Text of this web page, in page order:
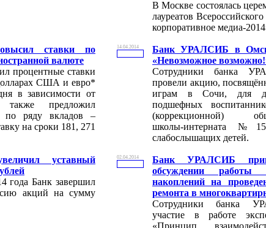
В Москве состоялась
лауреатов
корпоративное медиа-
ставки по
валюте
процентные ставки
США и евро*
в зависимости от
предложил
по ряду вкладов –
на сроки 181, 271
14.04.2014
Банк УРАЛСИБ в
«Невозможное
Сотрудники банка
провели акцию,
играм в Сочи, для
подшефных
(коррекционной)
школы-интерната
слабослышащих детей.
уставный
года Банк завершил
акций на сумму
02.04.2014
Банк УРАЛСИБ
обсуждении работы
накоплений на
ремонта в
Сотрудники банка
участие в работе
«Принцип